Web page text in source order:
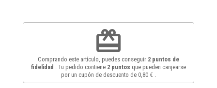
redeem
Comprando este artículo, puedes conseguir 2 puntos de
fidelidad
. Tu pedido contiene 2 puntos que pueden canjearse
por un cupón de descuento de 0,80 €